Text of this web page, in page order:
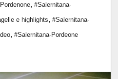
, #Salernitana-
e highlights, #Salernitana-
, #Salernitana-Pordeone